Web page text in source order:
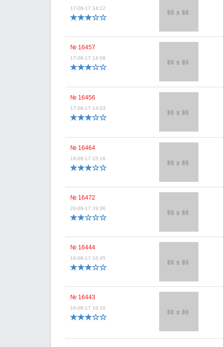
17-08-17 14:12
№ 16457
17-08-17 14:09
№ 16456
17-08-17 14:03
№ 16464
18-08-17 15:16
№ 16472
20-08-17 19:36
№ 16444
16-08-17 16:45
№ 16443
16-08-17 16:10